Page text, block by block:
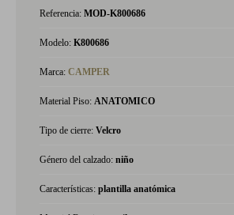
Referencia: MOD-K800686
Modelo: K800686
Marca: CAMPER
Material Piso: ANATOMICO
Tipo de cierre: Velcro
Género del calzado: niño
Características: plantilla anatómica